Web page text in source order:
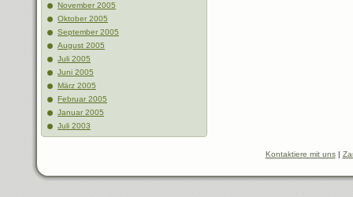
November 2005
Oktober 2005
September 2005
August 2005
Juli 2005
Juni 2005
März 2005
Februar 2005
Januar 2005
Juli 2003
Kontaktiere mit uns|